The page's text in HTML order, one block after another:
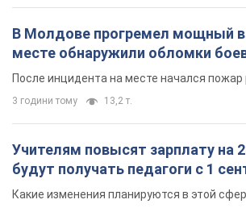
В Молдове прогремел мощный
месте обнаружили обломки
После инцидента на месте начался пожар
3 години тому 13,2 т.
Учителям повысят зарплату на
будут получать педагоги с 1
Какие изменения планируются в этой